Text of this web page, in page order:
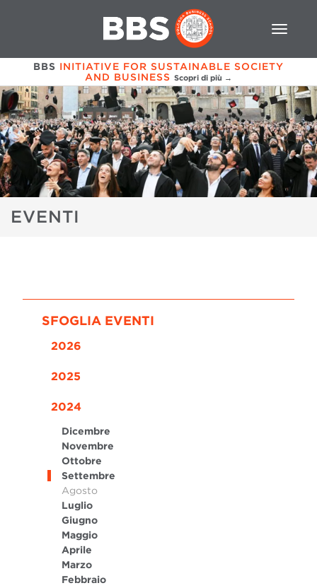
BBS INITIATIVE FOR SUSTAINABLE SOCIETY
AND BUSINESS Scopri di più →
EVENTI
SFOGLIA EVENTI
2026
2025
2024
Dicembre
Novembre
Ottobre
Settembre
Agosto
Luglio
Giugno
Maggio
Aprile
Marzo
Febbraio